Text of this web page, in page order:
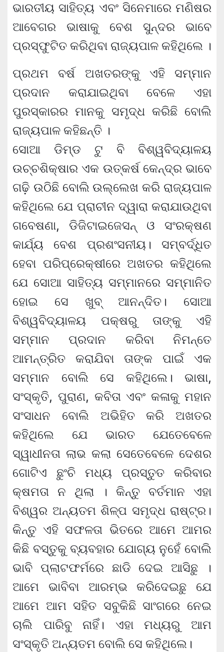
ଭାରତୀୟ ସାହିତ୍ୟ ଏବଂ ସିନେମାରେ ମଣିଷର
ଆବେଗର ଭାଷାକୁ ବେଶ ସୁନ୍ଦର ଭାବେ
ପ୍ରସ୍ଫୁଟିତ କରିଥିବା ରାଜ୍ୟପାଳ କହିଥିଲେ ।
ପ୍ରଥମ ବର୍ଷ ଅଖତରଙ୍କୁ ଏହି ସମ୍ମାନ
ପ୍ରଦାନ କରାଯାଇଥିବା ବେଳେ ଏହା
ପୁରସ୍କାରର ମାନକୁ ସମୃଦ୍ଧ କରିଛି ବୋଲି
ରାଜ୍ୟପାଳ କହିଛନ୍ତି ।
ସୋଆ ଡିମ୍‌ଡ ଟୁ ବି ବିଶ୍ୱବିଦ୍ୟାଳୟ
ଉଚ୍ଚଶିକ୍ଷାର ଏକ ଉତ୍କର୍ଷ କେନ୍ଦ୍ର ଭାବେ
ଗଢ଼ି ଉଠିଛି ବୋଲି ଉଲ୍ଲେଖ କରି ରାଜ୍ୟପାଳ
କହିଥିଲେ ଯେ ପ୍ରାଚୀନ ଦ୍ୱାରା କରାଯାଉଥିବା
ଗବେଷଣା, ଡିଜିଟାଇଜେସନ୍ ଓ ସଂରକ୍ଷଣ
କାର୍ଯ୍ୟ ବେଶ ପ୍ରଶଂସନୀୟ। ସମ୍ବର୍ଦ୍ଧିତ
ହେବା ପରିପ୍ରେକ୍ଷୀରେ ଅଖତର କହିଥିଲେ
ଯେ ସୋଆ ସାହିତ୍ୟ ସମ୍ମାନରେ ସମ୍ମାନିତ
ହୋଇ ସେ ଖୁବ୍ ଆନନ୍ଦିତ। ସୋଆ
ବିଶ୍ୱବିଦ୍ୟାଳୟ ପକ୍ଷରୁ ତାଙ୍କୁ ଏହି
ସମ୍ମାନ ପ୍ରଦାନ କରିବା ନିମନ୍ତେ
ଆମନ୍ତ୍ରିତ କରାଯିବା ତାଙ୍କ ପାଇଁ ଏକ
ସମ୍ମାନ ବୋଲି ସେ କହିଥିଲେ। ଭାଷା,
ସଂସ୍କୃତି, ପୁରାଣ, କବିତା ଏବଂ କଳାକୁ ମହାନ
ସଂସାଧନ ବୋଲି ଅଭିହିତ କରି ଅଖତର
କହିଥିଲେ ଯେ ଭାରତ ଯେତେବେଳେ
ସ୍ୱାଧୀନତା ଲାଭ କଲା ସେତେବେଳେ ଦେଶର
ଗୋଟିଏ ଛୁଂଚି ମଧ୍ୟ ପ୍ରସ୍ତୁତ କରିବାର
କ୍ଷମତା ନ ଥିଲା । କିନ୍ତୁ ବର୍ତମାନ ଏହା
ବିଶ୍ୱର ଅନ୍ୟତମ ଶିଳ୍ପ ସମୃଦ୍ଧ ରାଷ୍ଟ୍ର।
କିନ୍ତୁ ଏହି ସଫଳତା ଭିତରେ ଆମେ ଆମର
କିଛି ବସ୍ତୁକୁ ବ୍ୟବହାର ଯୋଗ୍ୟ ନୁହେଁ ବୋଲି
ଭାବି ପ୍ଲାଟଫର୍ମରେ ଛାଡି ଦେଇ ଆସିଛୁ ।
ଆମେ ଭାବିବା ଆରମ୍ଭ କରିଦେଇଛୁ ଯେ
ଆମେ ଆମ ସହିତ ସବୁକିଛି ସାଂଗରେ ନେଇ
ଚାଲି ପାରିବୁ ନାହିଁ। ଏହା ମଧ୍ୟରୁ ଆମ
ସଂସ୍କୃତି ଅନ୍ୟତମ ବୋଲି ସେ କହିଥିଲେ।